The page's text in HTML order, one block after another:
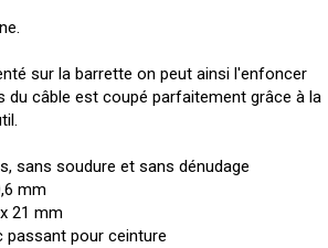
sur la barrette on peut ainsi l'enfoncer
du câble est coupé parfaitement grâce à la
sans soudure et sans dénudage
mm
21 mm
passant pour ceinture